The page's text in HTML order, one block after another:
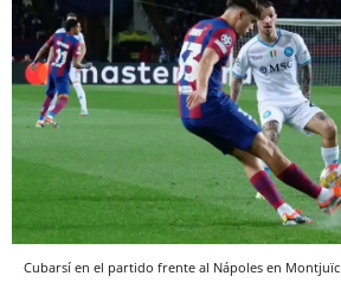
Cubarsí en el partido frente al Nápoles en Montjuïc